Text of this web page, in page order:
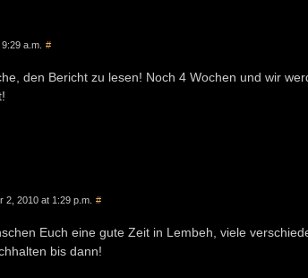
a.m. #
den Bericht zu lesen! Noch 4 Wochen und wir
2, 2010 at 1:29 p.m. #
Euch eine gute Zeit in Lembeh, viele
bis dann!